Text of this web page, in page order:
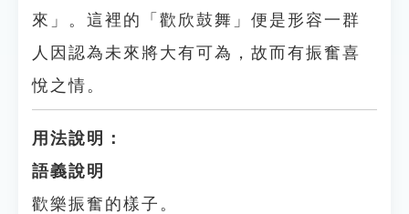
來」。這裡的「歡欣鼓舞」便是形容一群
人因認為未來將大有可為，故而有振奮喜
悅之情。
用法說明：
語義說明
歡樂振奮的樣子。